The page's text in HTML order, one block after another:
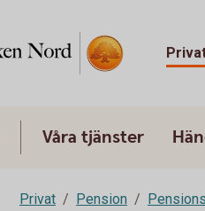
Våra tjänster
Privat Pension